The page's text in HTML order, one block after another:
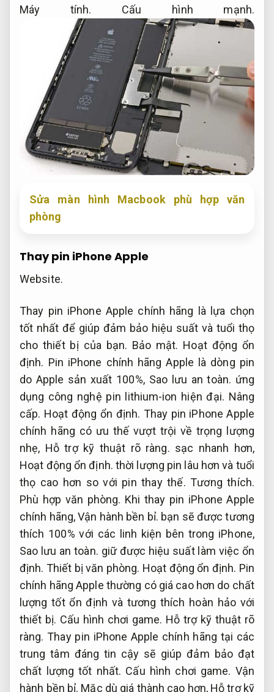
Máy tính. Cấu hình mạnh.
Sửa màn hình Macbook phù hợp văn
phòng
Thay pin iPhone Apple
Website.
Thay pin iPhone Apple chính hãng là lựa chọn
tốt nhất để giúp đảm bảo hiệu suất và tuổi thọ
cho thiết bị của bạn. Bảo mật. Hoạt động ổn
định. Pin iPhone chính hãng Apple là dòng pin
do Apple sản xuất 100%, Sao lưu an toàn. ứng
dụng công nghệ pin lithium-ion hiện đại. Nâng
cấp. Hoạt động ổn định. Thay pin iPhone Apple
chính hãng có ưu thế vượt trội về trọng lượng
nhẹ, Hỗ trợ kỹ thuật rõ ràng. sạc nhanh hơn,
Hoạt động ổn định. thời lượng pin lâu hơn và tuổi
thọ cao hơn so với pin thay thế.Tương thích.
Phù hợp văn phòng. Khi thay pin iPhone Apple
chính hãng,Vận hành bền bỉ. bạn sẽ được tương
thích 100% với các linh kiện bên trong iPhone,
Sao lưu an toàn. giữ được hiệu suất làm việc ổn
định. Thiết bị văn phòng. Hoạt động ổn định. Pin
chính hãng Apple thường có giá cao hơn do chất
lượng tốt ổn định và tương thích hoàn hảo với
thiết bị. Cấu hình chơi game. Hỗ trợ kỹ thuật rõ
ràng. Thay pin iPhone Apple chính hãng tại các
trung tâm đáng tin cậy sẽ giúp đảm bảo đạt
chất lượng tốt nhất. Cấu hình chơi game. Vận
hành bền bỉ. Mặc dù giá thành cao hơn, Hỗ trợ kỹ